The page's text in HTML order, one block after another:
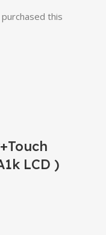
this
LCD )